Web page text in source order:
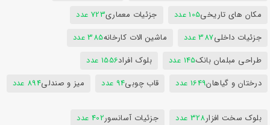
مکان های تاریخی105 عدد جزئیات معماری723 عدد
جزئیات داخلی387 عدد ماشین الات کارخانه385 عدد
طراحی مبلمان بانک145 عدد بلوک افراد1556 عدد
درختان و گیاهان1649 عدد قاب چوبی94 عدد میز و صندلی894 عدد
بلوک سخت افزار328 عدد جزئیات آسانسور402 عدد